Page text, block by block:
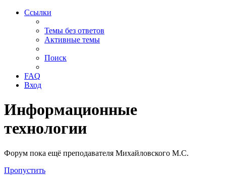
Ссылки
Темы без ответов
Активные темы
Поиск
FAQ
Вход
Информационные
технологии
Форум пока ещё преподавателя Михайловского М.С.
Пропустить